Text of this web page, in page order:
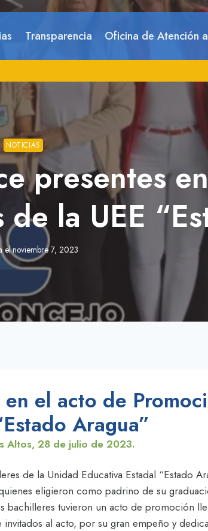
Transparencia Oficina de Atención
NOTICIAS
presentes
la UEE
elnoviembre 7, 2023
el acto de
Aragua”
Altos, 28 de julio de 2023.
de la Unidad Educativa Estadal “Estado
eligieron como padrino de su
bachilleres tuvieron un acto de promoción
al acto, por su gran empeño y